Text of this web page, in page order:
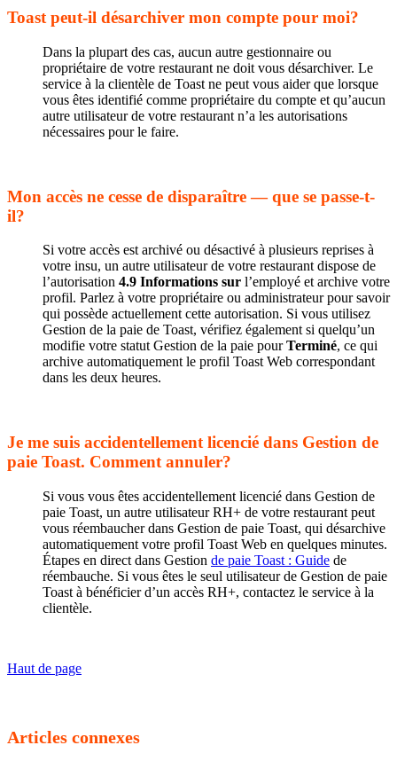
Toast peut-il désarchiver mon compte pour moi?
Dans la plupart des cas, aucun autre gestionnaire ou
propriétaire de votre restaurant ne doit vous désarchiver. Le
service à la clientèle de Toast ne peut vous aider que lorsque
vous êtes identifié comme propriétaire du compte et qu’aucun
autre utilisateur de votre restaurant n’a les autorisations
nécessaires pour le faire.
Mon accès ne cesse de disparaître — que se passe-t-
il?
Si votre accès est archivé ou désactivé à plusieurs reprises à
votre insu, un autre utilisateur de votre restaurant dispose de
l’autorisation 4.9 Informations sur l’employé et archive votre
profil. Parlez à votre propriétaire ou administrateur pour savoir
qui possède actuellement cette autorisation. Si vous utilisez
Gestion de la paie de Toast, vérifiez également si quelqu’un
modifie votre statut Gestion de la paie pourTerminé, ce qui
archive automatiquement le profil Toast Web correspondant
dans les deux heures.
Je me suis accidentellement licencié dans Gestion de
paie Toast. Comment annuler?
Si vous vous êtes accidentellement licencié dans Gestion de
paie Toast, un autre utilisateur RH+ de votre restaurant peut
vous réembaucher dans Gestion de paie Toast, qui désarchive
automatiquement votre profil Toast Web en quelques minutes.
Étapes en direct dans Gestion de paie Toast : Guide de
réembauche. Si vous êtes le seul utilisateur de Gestion de paie
Toast à bénéficier d’un accès RH+, contactez le service à la
clientèle.
Haut de page
Articles connexes